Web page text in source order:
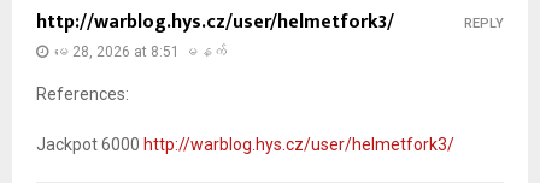
http://warblog.hys.cz/user/helmetfork3/
မေ 28, 2026 at 8:51 မနက်
References:
Jackpot 6000 http://warblog.hys.cz/user/helmetfork3/
REPLY